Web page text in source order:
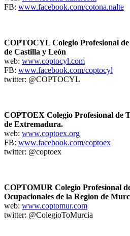
FB: www.facebook.com/cotona.nalte
COPTOCYL Colegio Profesional
de Castilla y León
web: www.coptocyl.com
FB: www.facebook.com/coptocyl
twitter: @COPTOCYL
COPTOEX Colegio Profesional de
de Extremadura.
web: www.coptoex.org
FB: www.facebook.com/coptoex
twitter: @coptoex
COPTOMUR Colegio Profesional
Ocupacionales de la Region de
web: www.coptomur.com
twitter: @ColegioToMurcia